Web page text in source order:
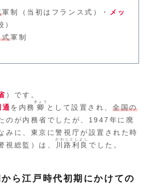
軍制（当初はフランス式）・
メッ
）
式軍制
）です。
を内務 卿
きょう
として設置され、 全国の
のが内務省でしたが、1947年に廃
みに、東京に警視庁が設置された時
視総監）は、
川路利良
かわじとしよし
でした。
ら江戸時代初期にかけての